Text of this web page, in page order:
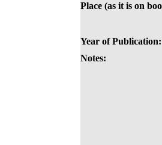
Place (as it is on
Year of Publication:
Notes: